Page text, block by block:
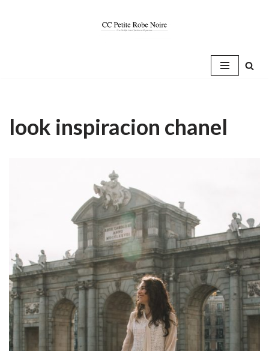
look inspiracion chanel